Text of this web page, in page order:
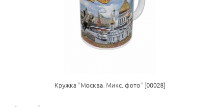
Кружка "Москва. Микс. фото" [00028]